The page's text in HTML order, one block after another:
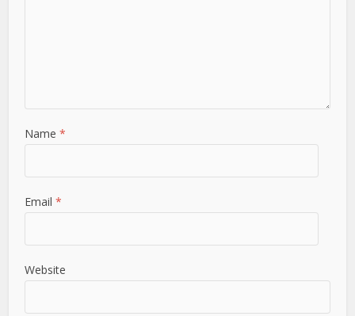
Name*
Email*
Website